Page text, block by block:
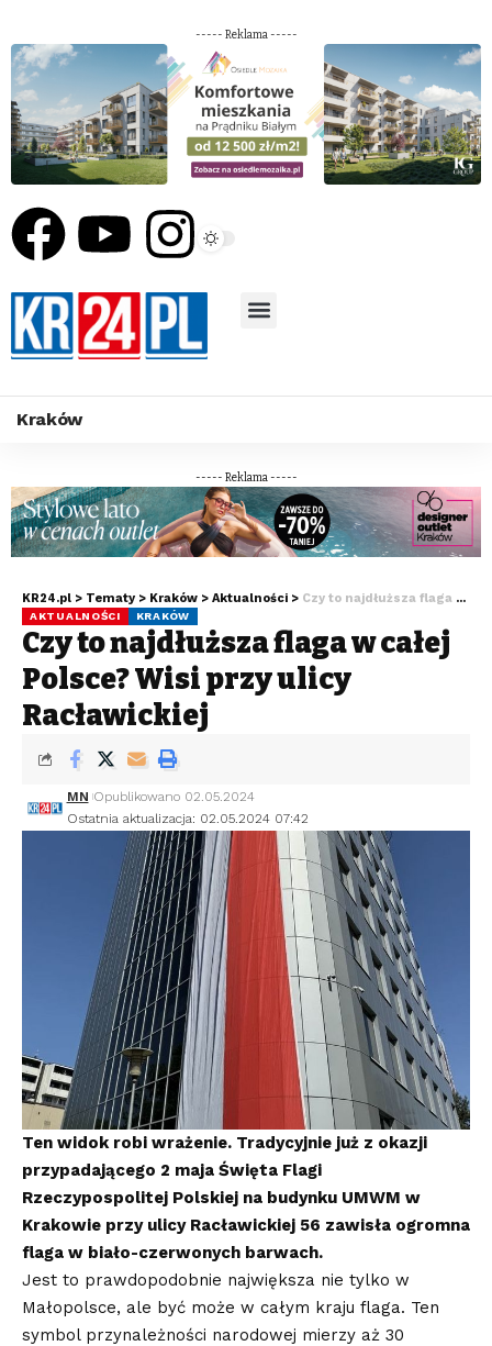
----- Reklama -----
Kraków
----- Reklama -----
KR24.pl > Tematy > Kraków > Aktualności > Czy to najdłuższa flaga w całej Polsce? Wisi przy ulicy Racławickiej
AKTUALNOŚCI KRAKÓW
Czy to najdłuższa flaga w całej
Polsce? Wisi przy ulicy
Racławickiej
Ostatnia aktualizacja: 02.05.2024 07:42
MN Opublikowano 02.05.2024
Ten widok robi wrażenie. Tradycyjnie już z okazji
przypadającego 2 maja Święta Flagi
Rzeczypospolitej Polskiej na budynku UMWM w
Krakowie przy ulicy Racławickiej 56 zawisła ogromna
flaga w biało-czerwonych barwach.
Jest to prawdopodobnie największa nie tylko w
Małopolsce, ale być może w całym kraju flaga. Ten
symbol przynależności narodowej mierzy aż 30